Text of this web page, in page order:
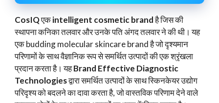
CosIQएकintelligent cosmetic brandहै जिस की
स्थापना कनिका तलवार और उनके पति अंगद तलवार ने की थी। यह
एक budding molecular skincare brand है जो दृश्यमान
परिणामों के साथ वैज्ञानिक रूप से समर्थित उत्पादों की एक श्रृंखला
प्रदान करता है। यहBrand Effective Diagnostic
Technologiesद्वारा समर्थित उत्पादों के साथ स्किनकेयर उद्योग
परिदृश्य को बदलने का दावा करता है, जो वास्तविक परिणाम देने वाले